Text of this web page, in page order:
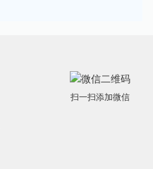
扫一扫添加微信